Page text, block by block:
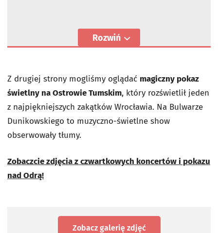
Rozwiń
Z drugiej strony mogliśmy oglądać magiczny pokaz
świetlny na Ostrowie Tumskim, który rozświetlił jeden
z najpiękniejszych zakątków Wrocławia. Na Bulwarze
Dunikowskiego to muzyczno-świetlne show
obserwowały tłumy.
Zobaczcie zdjęcia z czwartkowych koncertów i pokazu
nad Odrą!
Zobacz galerię zdjęć